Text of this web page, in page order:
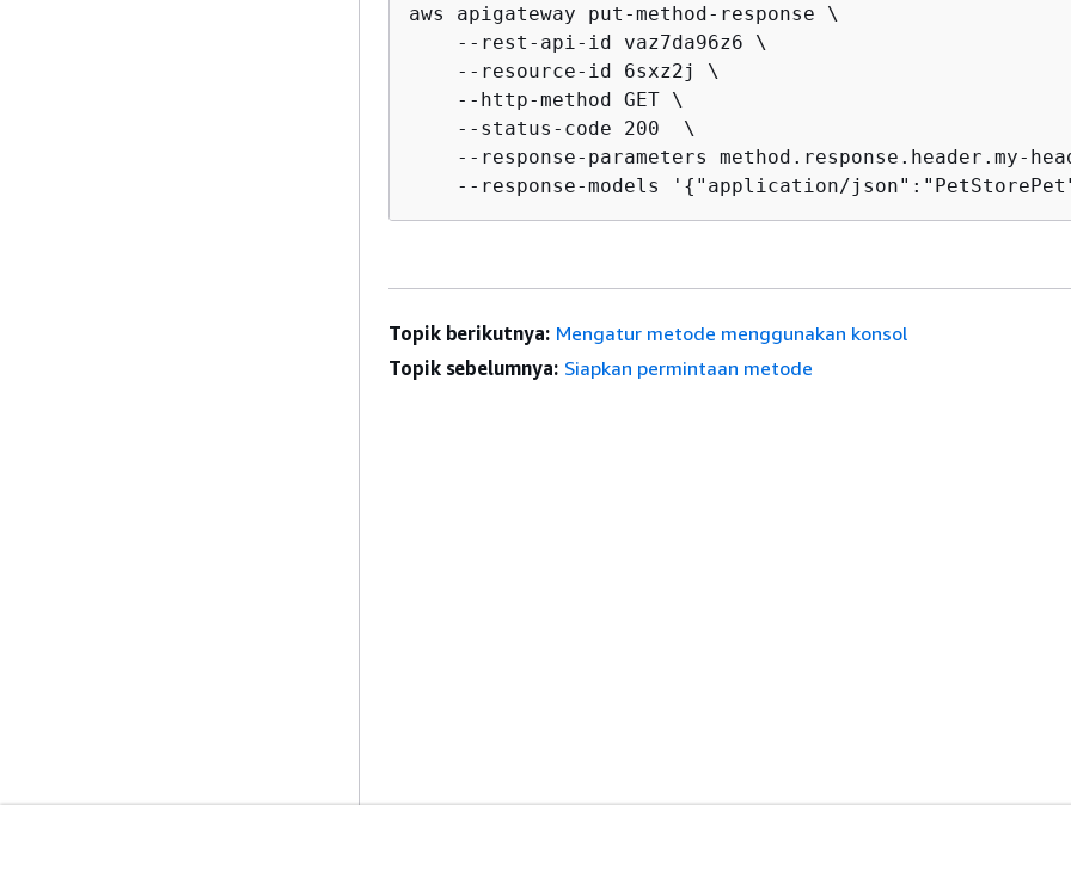
aws apigateway put-method-response \
    --rest-api-id vaz7da96z6 \
    --resource-id 6sxz2j \
    --http-method GET \
    --status-code 200  \
--response-parameters method.response.header.my-
    --response-models '
{ "application/
Topik berikutnya: Mengatur metode menggunakan konsol
Topik sebelumnya: Siapkan permintaan metode